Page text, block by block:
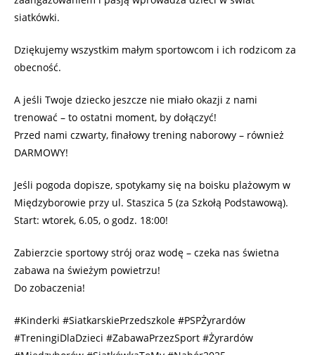
siatkówki.
Dziękujemy wszystkim małym sportowcom i ich rodzicom za
obecność.
A jeśli Twoje dziecko jeszcze nie miało okazji z nami
trenować – to ostatni moment, by dołączyć!
Przed nami czwarty, finałowy trening naborowy – również
DARMOWY!
Jeśli pogoda dopisze, spotykamy się na boisku plażowym w
Międzyborowie przy ul. Staszica 5 (za Szkołą Podstawową).
Start: wtorek, 6.05, o godz. 18:00!
Zabierzcie sportowy strój oraz wodę – czeka nas świetna
zabawa na świeżym powietrzu!
Do zobaczenia!
#Kinderki #SiatkarskiePrzedszkole #PSPŻyrardów
#TreningiDlaDzieci #ZabawaPrzezSport #Żyrardów